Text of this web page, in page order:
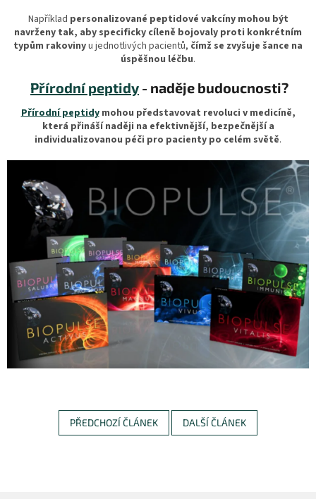
Například personalizované peptidové vakcíny mohou být
navrženy tak, aby specificky cíleně bojovaly proti konkrétním
typům rakovinyu jednotlivých pacientů, čímž se zvyšuje šance na
úspěšnou léčbu.
Přírodní peptidy - naděje budoucnosti?
Přírodní peptidy mohou představovat revoluci v medicíně,
která přináší naději na efektivnější, bezpečnější a
individualizovanou péči pro pacienty po celém světě.
PŘEDCHOZÍ ČLÁNEK DALŠÍ ČLÁNEK